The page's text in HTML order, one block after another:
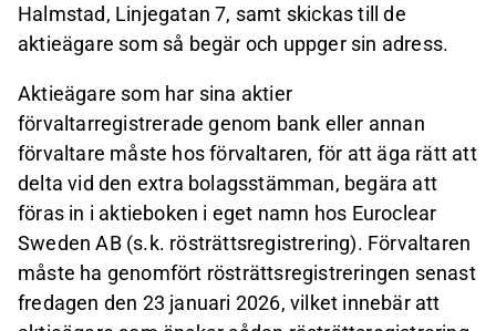
Halmstad, Linjegatan 7, samt skickas till de
aktieägare som så begär och uppger sin adress.
Aktieägare som har sina aktier
förvaltarregistrerade genom bank eller annan
förvaltare måste hos förvaltaren, för att äga rätt att
delta vid den extra bolagsstämman, begära att
föras in i aktieboken i eget namn hos Euroclear
Sweden AB (s.k. rösträttsregistrering). Förvaltaren
måste ha genomfört rösträttsregistreringen senast
fredagen den 23 januari 2026, vilket innebär att